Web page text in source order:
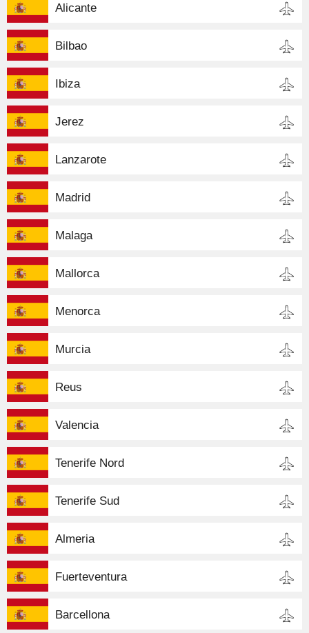
Alicante
Bilbao
Ibiza
Jerez
Lanzarote
Madrid
Malaga
Mallorca
Menorca
Murcia
Reus
Valencia
Tenerife Nord
Tenerife Sud
Almeria
Fuerteventura
Barcellona